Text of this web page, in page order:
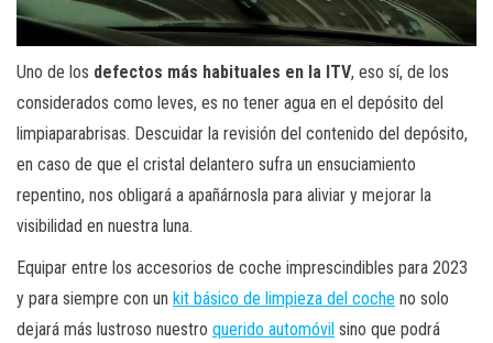
Uno de los defectos más habituales en la ITV, eso sí, de los
considerados como leves, es no tener agua en el depósito del
limpiaparabrisas. Descuidar la revisión del contenido del depósito,
en caso de que el cristal delantero sufra un ensuciamiento
repentino, nos obligará a apañárnosla para aliviar y mejorar la
visibilidad en nuestra luna.
Equipar entre los accesorios de coche imprescindibles para 2023
y para siempre con un kit básico de limpieza del coche no solo
dejará más lustroso nuestro querido automóvil sino que podrá